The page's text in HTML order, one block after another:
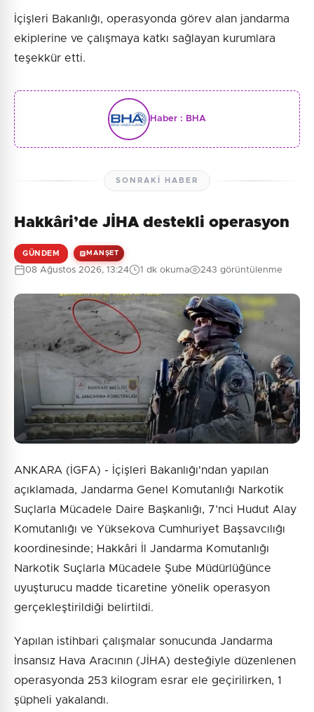
İçişleri Bakanlığı, operasyonda görev alan jandarma
ekiplerine ve çalışmaya katkı sağlayan kurumlara
teşekkür etti.
Haber : BHA
SONRAKI HABER
Hakkâri’de JİHA destekli operasyon
GÜNDEM MANŞET
08 Ağustos 2026, 13:24 1 dk okuma 243 görüntülenme
ANKARA (İGFA) - İçişleri Bakanlığı'ndan yapılan
açıklamada, Jandarma Genel Komutanlığı Narkotik
Suçlarla Mücadele Daire Başkanlığı, 7’nci Hudut Alay
Komutanlığı ve Yüksekova Cumhuriyet Başsavcılığı
koordinesinde; Hakkâri İl Jandarma Komutanlığı
Narkotik Suçlarla Mücadele Şube Müdürlüğünce
uyuşturucu madde ticaretine yönelik operasyon
gerçekleştirildiği belirtildi.
Yapılan istihbari çalışmalar sonucunda Jandarma
İnsansız Hava Aracının (JİHA) desteğiyle düzenlenen
operasyonda 253 kilogram esrar ele geçirilirken, 1
şüpheli yakalandı.